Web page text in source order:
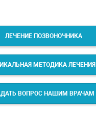
ЛЕЧЕНИЕ ПОЗВОНОЧНИКА
МЕТОДИКА ЛЕЧЕНИЯ
ВОПРОС НАШИМ ВРАЧАМ